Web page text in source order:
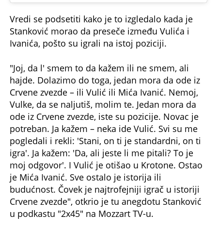
Vredi se podsetiti kako je to izgledalo kada je
Stanković morao da preseče između Vulića i
Ivanića, pošto su igrali na istoj poziciji.
"Joj, da l' smem to da kažem ili ne smem, ali
hajde. Dolazimo do toga, jedan mora da ode iz
Crvene zvezde – ili Vulić ili Mića Ivanić. Nemoj,
Vulke, da se naljutiš, molim te. Jedan mora da
ode iz Crvene zvezde, iste su pozicije. Novac je
potreban. Ja kažem – neka ide Vulić. Svi su me
pogledali i rekli: 'Stani, on ti je standardni, on ti
igra'. Ja kažem: 'Da, ali jeste li me pitali? To je
moj odgovor'. I Vulić je otišao u Krotone. Ostao
je Mića Ivanić. Sve ostalo je istorija ili
budućnost. Čovek je najtrofejniji igrač u istoriji
Crvene zvezde", otkrio je tu anegdotu Stanković
u podkastu "2x45" na Mozzart TV-u.